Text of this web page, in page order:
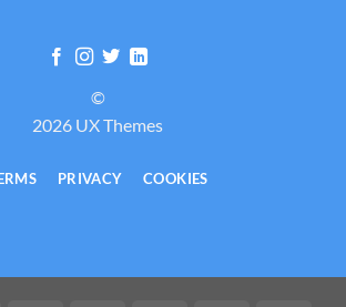
©
2026 UX Themes
PRIVACY COOKIES